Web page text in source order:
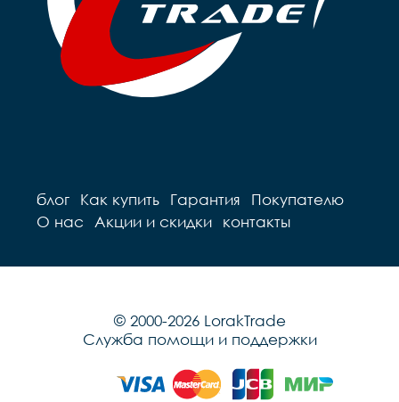
блог Как купить Гарантия
Покупателю
О нас
Акции и скидки контакты
© 2000-2026 LorakTrade
Служба помощи и поддержки